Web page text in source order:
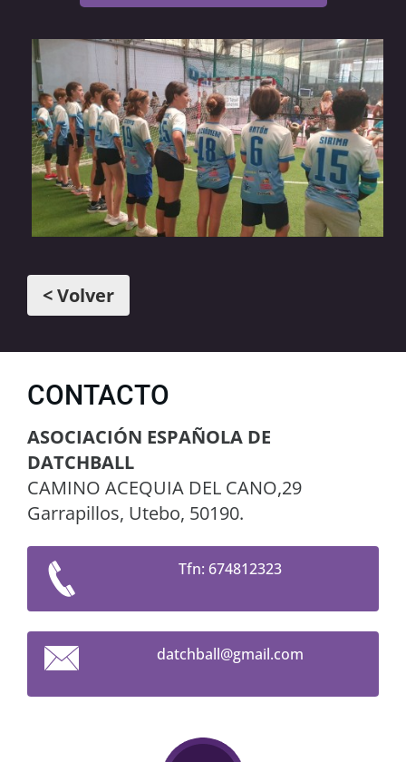
< Volver
CONTACTO
ASOCIACIÓN ESPAÑOLA DE
DATCHBALL
CAMINO ACEQUIA DEL CANO,29
Garrapillos, Utebo, 50190.
Tfn: 674812323
datchball@gmail.com